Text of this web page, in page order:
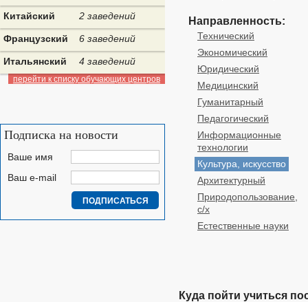
Направленность:
Технический
Экономический
Юридический
Медицинский
Гуманитарный
Педагогический
Информационные
технологии
Культура, искусство
Архитектурный
Природопользование,
с/х
Естественные науки
Куда пойти учиться
Китайский 2 заведений
Французский 6 заведений
Итальянский 4 заведений
перейти к списку обучающих центров
Подписка на новости
Ваше имя
Ваш e-mail